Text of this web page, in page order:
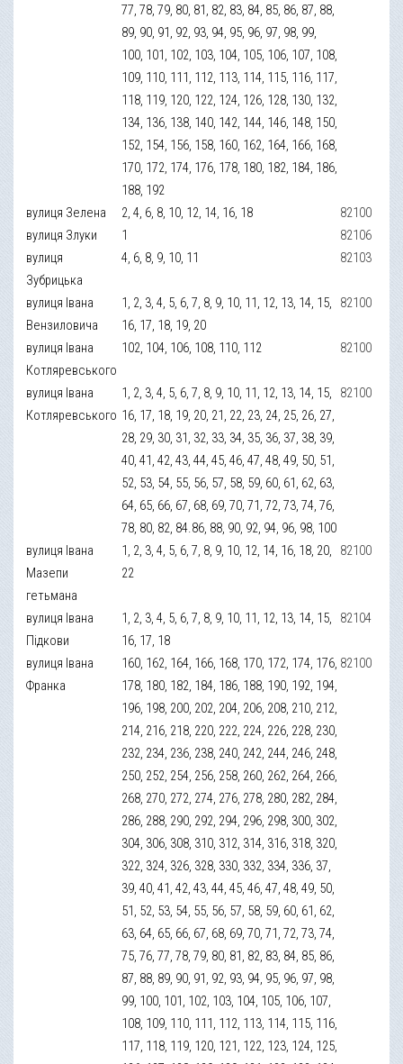
77, 78, 79, 80, 81, 82, 83, 84, 85, 86, 87, 88,
89, 90, 91, 92, 93, 94, 95, 96, 97, 98, 99,
100, 101, 102, 103, 104, 105, 106, 107, 108,
109, 110, 111, 112, 113, 114, 115, 116, 117,
118, 119, 120, 122, 124, 126, 128, 130, 132,
134, 136, 138, 140, 142, 144, 146, 148, 150,
152, 154, 156, 158, 160, 162, 164, 166, 168,
170, 172, 174, 176, 178, 180, 182, 184, 186,
188, 192
вулиця Зелена 2, 4, 6, 8, 10, 12, 14, 16, 18
82100
вулиця Злуки
1
82106
вулиця
Зубрицька
4, 6, 8, 9, 10, 11 82103
вулиця Івана
Вензиловича
1, 2, 3, 4, 5, 6, 7, 8, 9, 10, 11, 12, 13, 14, 15,
16, 17, 18, 19, 20
82100
вулиця Івана
Котляревського
102, 104, 106, 108, 110, 112 82100
вулиця Івана
Котляревського
1, 2, 3, 4, 5, 6, 7, 8, 9, 10, 11, 12, 13, 14, 15,
16, 17, 18, 19, 20, 21, 22, 23, 24, 25, 26, 27,
28, 29, 30, 31, 32, 33, 34, 35, 36, 37, 38, 39,
40, 41, 42, 43, 44, 45, 46, 47, 48, 49, 50, 51,
52, 53, 54, 55, 56, 57, 58, 59, 60, 61, 62, 63,
64, 65, 66, 67, 68, 69, 70, 71, 72, 73, 74, 76,
78, 80, 82, 84.86, 88, 90, 92, 94, 96, 98, 100
82100
вулиця Івана
Мазепи
гетьмана
1, 2, 3, 4, 5, 6, 7, 8, 9, 10, 12, 14, 16, 18, 20,
22
82100
вулиця Івана
Підкови
1, 2, 3, 4, 5, 6, 7, 8, 9, 10, 11, 12, 13, 14, 15,
16, 17, 18
82104
вулиця Івана
Франка
160, 162, 164, 166, 168, 170, 172, 174, 176,
178, 180, 182, 184, 186, 188, 190, 192, 194,
196, 198, 200, 202, 204, 206, 208, 210, 212,
214, 216, 218, 220, 222, 224, 226, 228, 230,
232, 234, 236, 238, 240, 242, 244, 246, 248,
250, 252, 254, 256, 258, 260, 262, 264, 266,
268, 270, 272, 274, 276, 278, 280, 282, 284,
286, 288, 290, 292, 294, 296, 298, 300, 302,
304, 306, 308, 310, 312, 314, 316, 318, 320,
322, 324, 326, 328, 330, 332, 334, 336, 37,
39, 40, 41, 42, 43, 44, 45, 46, 47, 48, 49, 50,
51, 52, 53, 54, 55, 56, 57, 58, 59, 60, 61, 62,
63, 64, 65, 66, 67, 68, 69, 70, 71, 72, 73, 74,
75, 76, 77, 78, 79, 80, 81, 82, 83, 84, 85, 86,
87, 88, 89, 90, 91, 92, 93, 94, 95, 96, 97, 98,
99, 100, 101, 102, 103, 104, 105, 106, 107,
108, 109, 110, 111, 112, 113, 114, 115, 116,
117, 118, 119, 120, 121, 122, 123, 124, 125,
82100